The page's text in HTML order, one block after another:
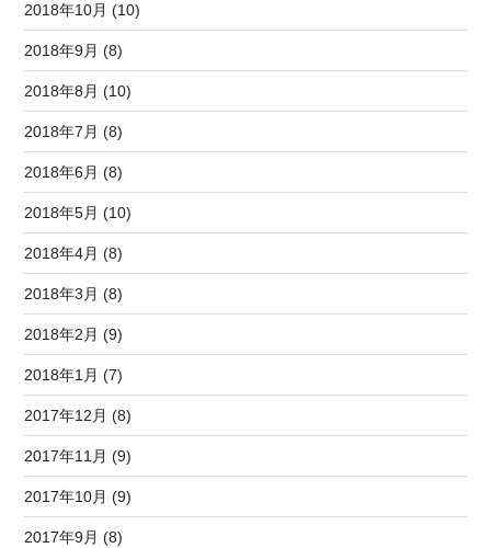
2018年10月 (10)
2018年9月 (8)
2018年8月 (10)
2018年7月 (8)
2018年6月 (8)
2018年5月 (10)
2018年4月 (8)
2018年3月 (8)
2018年2月 (9)
2018年1月 (7)
2017年12月 (8)
2017年11月 (9)
2017年10月 (9)
2017年9月 (8)